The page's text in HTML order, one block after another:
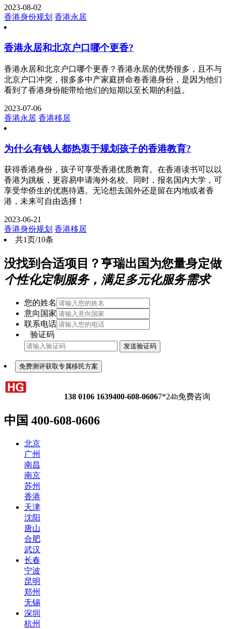
2023-08-02
香港身份规划 香港永居
香港永居和北京户口哪个更香?
香港永居和北京户口哪个更香？香港永居的优势很多，且不与
北京户口冲突，很多多中产家庭拼命卷香港身份，是因为他们
看到了香港身份能带给他们的短期以至长期的利益。
2023-07-06
香港永居 香港移居
为什么有钱人都热衷于规划孩子的香港教育?
获得香港身份，孩子可享受香港优质教育。在香港读书可以以
香港为跳板，更容易申请海外名校。同时，报名国内大学，可
享受华侨生的优惠待遇。无论想去国外还是留在内地或者香
港，未来可自由选择！
2023-06-21
香港身份规划 香港移居
共1页/10条
没找到合适项目？亨瑞出国为您量身定做
个性化定制服务，满足多元化服务需求
您的姓名
意向国家
联系电话
验证码
发送验证码
免费测评获取专属移民方案
138 0106 1639400-608-06067*24h免费咨询
中国 400-608-0606
北京
广州
南昌
南京
苏州
香港
天津
沈阳
唐山
合肥
武汉
长春
宁波
昆明
郑州
无锡
深圳
杭州